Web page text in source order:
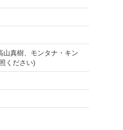
山真樹、モンタナ・キン
ください)